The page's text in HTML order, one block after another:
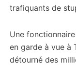
trafiquants de
Une
en garde à vue à
détourné des